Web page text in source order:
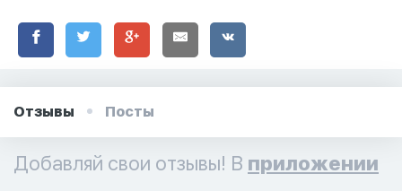
Отзывы Посты
Добавляй свои отзывы! В приложении